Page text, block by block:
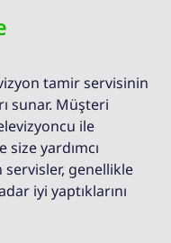
tamir servisinin
sunar. Müşteri
ile
size yardımcı
servisler, genellikle
iyi yaptıklarını